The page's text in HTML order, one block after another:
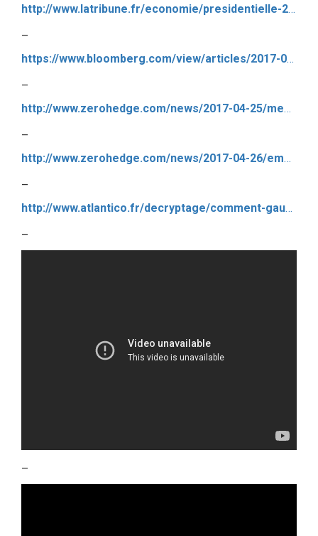
http://www.latribune.fr/economie/presidentielle-2017/presidentielle-macron-veut-une-loi-travail-tres-amplifiee-696776.html#xtor=AL-13
–
https://www.bloomberg.com/view/articles/2017-04-26/social-unrest-is-france-s-biggest-risk
–
http://www.zerohedge.com/news/2017-04-25/meet-real-emmanuel-macron-consummate-banker-puppet-bizarre-elitist-creation
–
http://www.zerohedge.com/news/2017-04-26/emmanuel-clinton-versus-marine-letrump
–
http://www.atlantico.fr/decryptage/comment-gauche-social-liberale-est-devenue-idiote-utile-exces-mondialisation-sylvain-boulouque-3032382.html
–
–